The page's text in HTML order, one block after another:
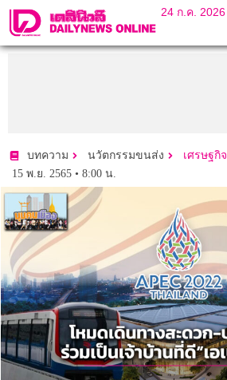
24 ก.ค. 2026
บทความ นวัตกรรมขนส่ง เศรษฐกิจ
15 พ.ย. 2565 • 8:00 น.